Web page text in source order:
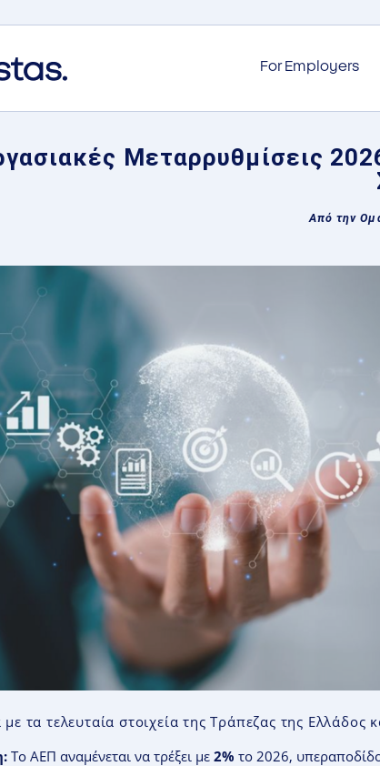
For Employers
Μεταρρυθμίσεις
Από την
τα τελευταία στοιχεία της Τράπεζας της
Το ΑΕΠ αναμένεται να τρέξει με 2% το 2026,